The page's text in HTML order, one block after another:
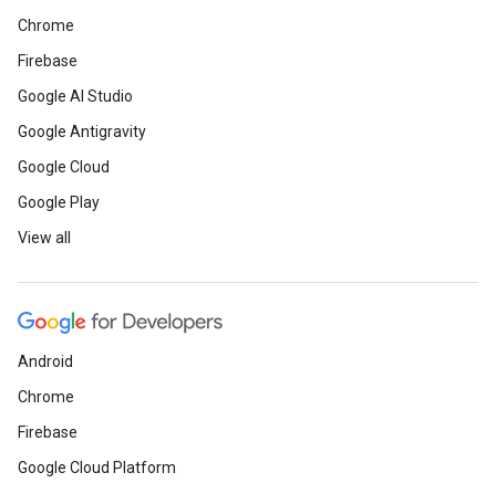
Chrome
Firebase
Google AI Studio
Google Antigravity
Google Cloud
Google Play
View all
Android
Chrome
Firebase
Google Cloud Platform